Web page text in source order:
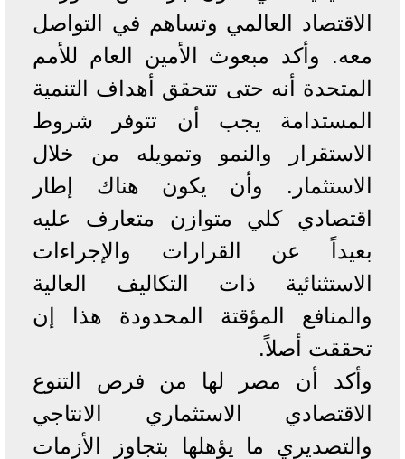
الاقتصاد العالمي وتساهم في التواصل
معه. وأكد مبعوث الأمين العام للأمم
المتحدة أنه حتى تتحقق أهداف التنمية
المستدامة يجب أن تتوفر شروط
الاستقرار والنمو وتمويله من خلال
الاستثمار. وأن يكون هناك إطار
اقتصادي كلي متوازن متعارف عليه
بعيداً عن القرارات والإجراءات
الاستثنائية ذات التكاليف العالية
والمنافع المؤقتة المحدودة هذا إن
تحققت أصلاً.
وأكد أن مصر لها من فرص التنوع
الاقتصادي الاستثماري الانتاجي
والتصديري ما يؤهلها بتجاوز الأزمات